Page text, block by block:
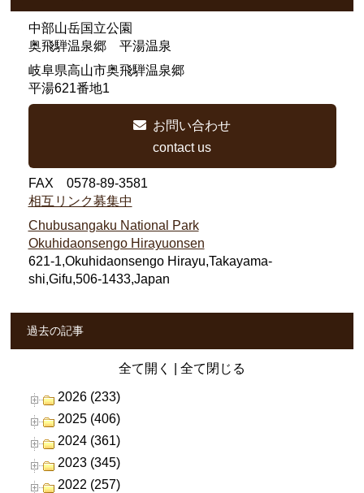
中部山岳国立公園
奥飛騨温泉郷 平湯温泉
岐阜県高山市奥飛騨温泉郷
平湯621番地1
お問い合わせ
contact us
FAX 0578-89-3581
相互リンク募集中
Chubusangaku National Park
Okuhidaonsengo Hirayuonsen
621-1,Okuhidaonsengo Hirayu,Takayama-
shi,Gifu,506-1433,Japan
過去の記事
全て開く 全て閉じる
2026 (233)
2025 (406)
2024 (361)
2023 (345)
2022 (257)